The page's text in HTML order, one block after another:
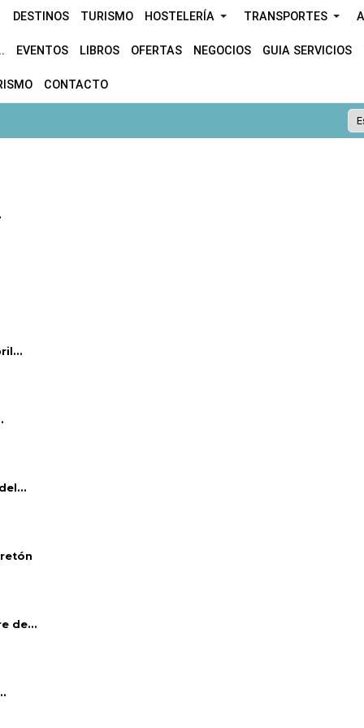
DESTINOS TURISMO HOSTELERÍA TRANSPORTES
EVENTOS LIBROS OFERTAS NEGOCIOS GUIA SERVICIOS
CONTACTO
de...